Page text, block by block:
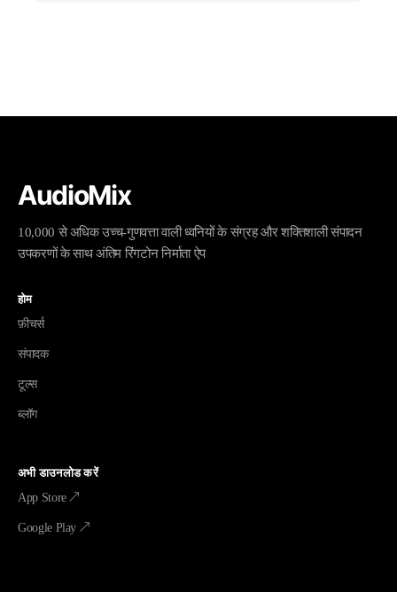
AudioMix
10,000 से अधिक उच्च-गुणवत्ता वाली ध्वनियों के संग्रह और शक्तिशाली संपादन
उपकरणों के साथ अंतिम रिंगटोन निर्माता ऐप
होम
फ़ीचर्स
संपादक
टूल्स
ब्लॉग
अभी डाउनलोड करें
App Store ↗
Google Play ↗